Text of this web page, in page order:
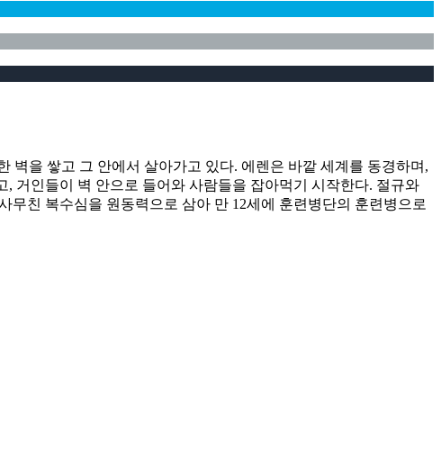
벽을 쌓고 그 안에서 살아가고 있다. 에렌은 바깥 세계를 동경하며,
거인들이 벽 안으로 들어와 사람들을 잡아먹기 시작한다. 절규와
친 복수심을 원동력으로 삼아 만 12세에 훈련병단의 훈련병으로